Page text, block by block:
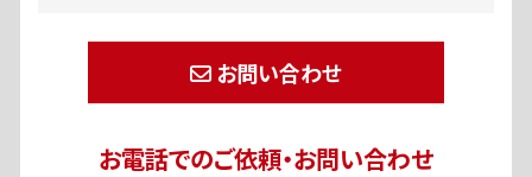
お問い合わせ
お電話でのご依頼・お問い合わせ